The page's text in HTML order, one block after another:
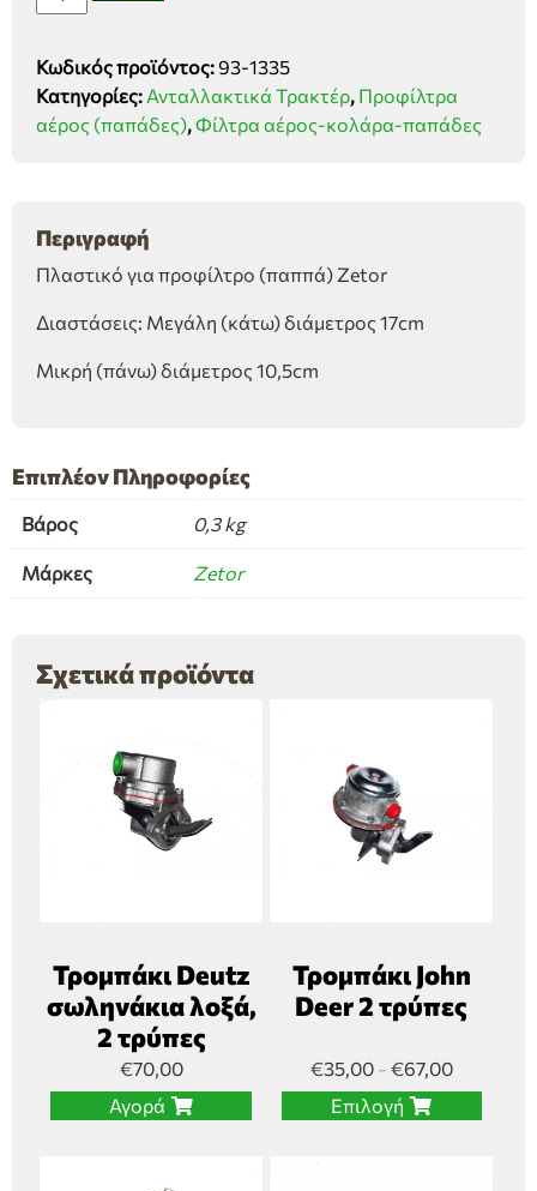
για
Zetor
ποσότητα
Κωδικός προϊόντος:93-1335
Κατηγορίες: Ανταλλακτικά Τρακτέρ, Προφίλτρα
αέρος (παπάδες), Φίλτρα αέρος-κολάρα-παπάδες
Περιγραφή
Πλαστικό για προφίλτρο (παππά) Zetor
Διαστάσεις: Μεγάλη (κάτω) διάμετρος 17cm
Μικρή (πάνω) διάμετρος 10,5cm
Επιπλέον Πληροφορίες
Βάρος 0,3 kg
Μάρκες Zetor
Σχετικά προϊόντα
Τρομπάκι Deutz
σωληνάκια λοξά,
2 τρύπες
€70,00
Αγορά
Τρομπάκι John
Deer 2 τρύπες
€35,00–€67,00
Επιλογή